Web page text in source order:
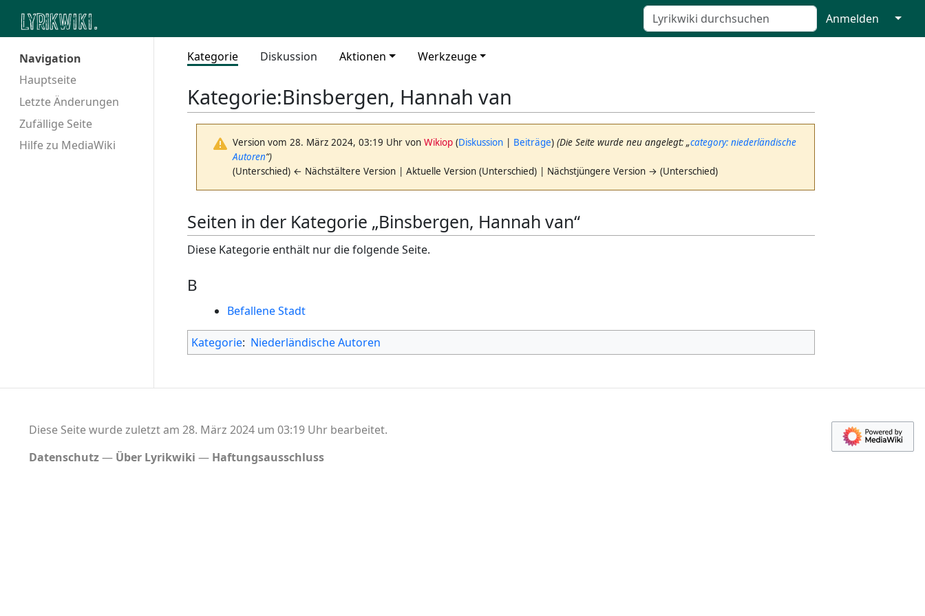
Anmelden ↓
Navigation
Hauptseite
Letzte Änderungen
Zufällige Seite
Hilfe zu MediaWiki
Kategorie Diskussion Aktionen Werkzeuge
Kategorie:Binsbergen, Hannah van
Version vom 28. März 2024, 03:19 Uhr vonWikiop (Diskussion | Beiträge) (Die Seite wurde neu angelegt: „category: niederländische
Autoren“)
(Unterschied) ← Nächstältere Version | Aktuelle Version (Unterschied) | Nächstjüngere Version → (Unterschied)
Seiten in der Kategorie „Binsbergen, Hannah van“
Diese Kategorie enthält nur die folgende Seite.
B
Befallene Stadt
Kategorie: Niederländische Autoren
Diese Seite wurde zuletzt am 28. März 2024 um 03:19 Uhr bearbeitet.
Datenschutz
Über Lyrikwiki Haftungsausschluss